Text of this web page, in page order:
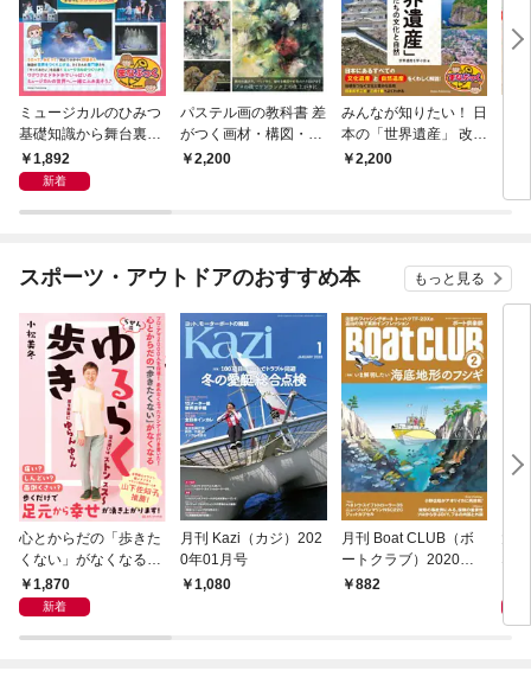
ミュージカルのひみつ
基礎知識から舞台裏ま
で まるっとフカボリB
OOK
1,892
新着
パステル画の教科書 差
がつく画材・構図・表
現技法を極める
2,200
みんなが知りたい！ 日
本の「世界遺産」 改訂
版 未来に遺すわたした
2,200
スポーツ・アウトドアのおすすめ本 もっと見る
心とからだの「歩きた
くない」がなくなる
らせん流 ゆるらく歩
き
1,870
新着
月刊 Kazi（カジ）202
0年01月号
1,080
月刊 Boat CLUB（ボ
ートクラブ）2020年0
2月号
882
な
と
起